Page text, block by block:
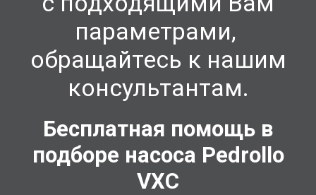
параметрами,
обращайтесь к нашим
консультантам.
Бесплатная помощь в
подборе насоса Pedrollo
VXC